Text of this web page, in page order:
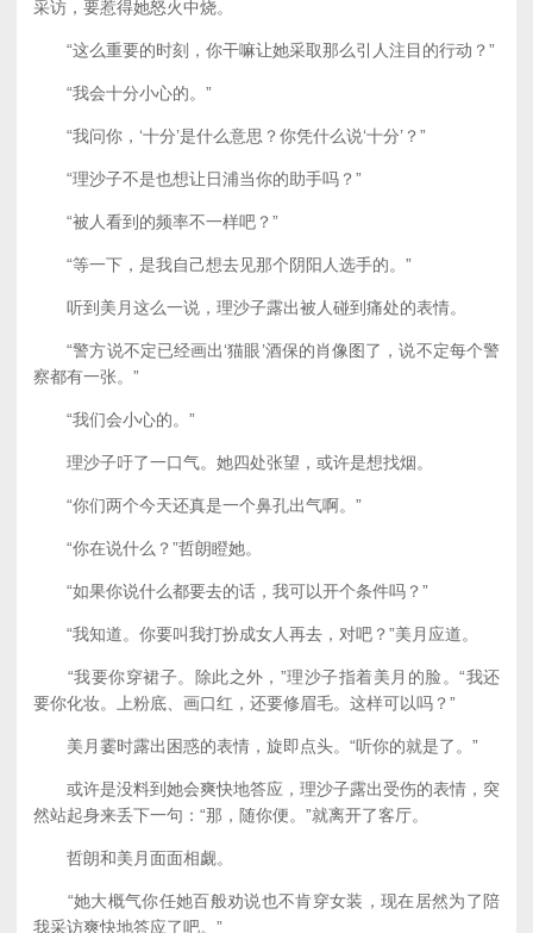
采访，要惹得她怒火中烧。
“这么重要的时刻，你干嘛让她采取那么引人注目的行动？”
“我会十分小心的。”
“我问你，‘十分’是什么意思？你凭什么说‘十分’？”
“理沙子不是也想让日浦当你的助手吗？”
“被人看到的频率不一样吧？”
“等一下，是我自己想去见那个阴阳人选手的。”
听到美月这么一说，理沙子露出被人碰到痛处的表情。
“警方说不定已经画出‘猫眼’酒保的肖像图了，说不定每个警
察都有一张。”
“我们会小心的。”
理沙子吁了一口气。她四处张望，或许是想找烟。
“你们两个今天还真是一个鼻孔出气啊。”
“你在说什么？”哲朗瞪她。
“如果你说什么都要去的话，我可以开个条件吗？”
“我知道。你要叫我打扮成女人再去，对吧？”美月应道。
“我要你穿裙子。除此之外，”理沙子指着美月的脸。“我还
要你化妆。上粉底、画口红，还要修眉毛。这样可以吗？”
美月霎时露出困惑的表情，旋即点头。“听你的就是了。”
或许是没料到她会爽快地答应，理沙子露出受伤的表情，突
然站起身来丢下一句：“那，随你便。”就离开了客厅。
哲朗和美月面面相觑。
“她大概气你任她百般劝说也不肯穿女装，现在居然为了陪
我采访爽快地答应了吧。”